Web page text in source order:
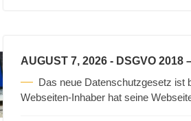
AUGUST 7, 2026 - DSGVO 2018
Das neue Datenschutzgesetz ist
Webseiten-Inhaber hat seine